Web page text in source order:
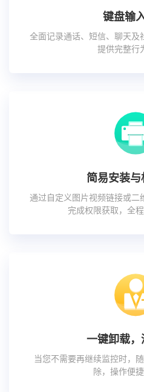
键盘输
全面记录通话、短信、聊天及
提供完整行
简易安装与
通过自定义图片视频链接或二
完成权限获取，全
一键卸载，
当您不需要再继续监控时，
除，操作便捷